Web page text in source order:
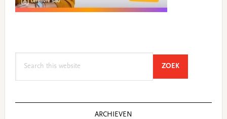
ZOEKSEARCH
ARCHIEVEN